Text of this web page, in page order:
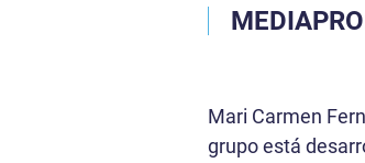
Mari Carmen
grupo está